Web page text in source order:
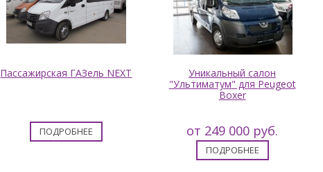
Пассажирская ГАЗель NEXT
ПОДРОБНЕЕ
Уникальный салон
"Ультиматум" для Peugeot
Boxer
от 249 000 руб.
ПОДРОБНЕЕ